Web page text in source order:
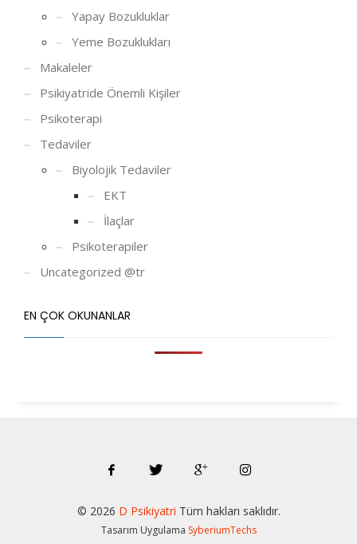
Yapay Bozukluklar
Yeme Bozuklukları
Makaleler
Psikiyatride Önemli Kişiler
Psikoterapi
Tedaviler
Biyolojik Tedaviler
EKT
İlaçlar
Psikoterapiler
Uncategorized @tr
EN ÇOK OKUNANLAR
© 2026 D Psikiyatri Tüm hakları saklıdır.
Tasarım Uygulama SyberiumTechs